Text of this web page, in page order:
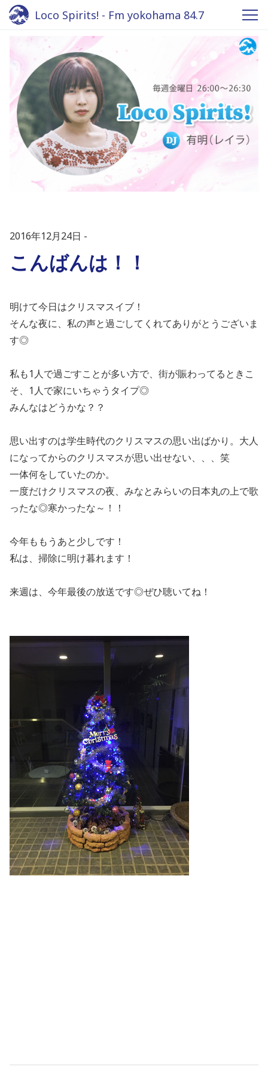
Loco Spirits! - Fm yokohama 84.7
2016年12月24日
こんばんは！！
明けて今日はクリスマスイブ！
そんな夜に、私の声と過ごしてくれてありがとうございま
す◎
私も1人で過ごすことが多い方で、街が賑わってるときこ
そ、1人で家にいちゃうタイプ◎
みんなはどうかな？？
思い出すのは学生時代のクリスマスの思い出ばかり。大人
になってからのクリスマスが思い出せない、、、笑
一体何をしていたのか。
一度だけクリスマスの夜、みなとみらいの日本丸の上で歌
ったな◎寒かったな～！！
今年ももうあと少しです！
私は、掃除に明け暮れます！
来週は、今年最後の放送です◎ぜひ聴いてね！